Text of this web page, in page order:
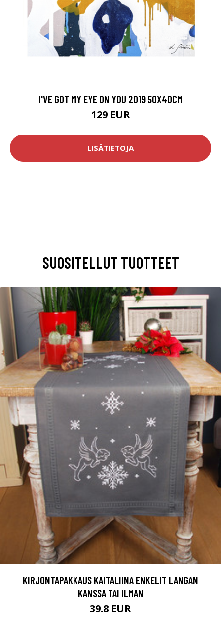
I'VE GOT MY EYE ON YOU 2019 50X40CM
129 EUR
LISÄTIETOJA
SUOSITELLUT TUOTTEET
KIRJONTAPAKKAUS KAITALIINA ENKELIT LANGAN
KANSSA TAI ILMAN
39.8 EUR